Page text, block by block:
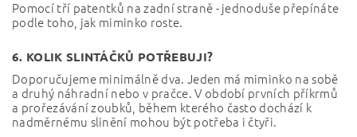
Pomocí tří patentků na zadní straně - jednoduše přepínáte
podle toho, jak miminko roste.
6. KOLIK SLINTÁČKŮ POTŘEBUJI?
Doporučujeme minimálně dva. Jeden má miminko na sobě
a druhý náhradní nebo v pračce. V období prvních příkrmů
a prořezávání zoubků, během kterého často dochází k
nadměrnému slinění mohou být potřeba i čtyři.